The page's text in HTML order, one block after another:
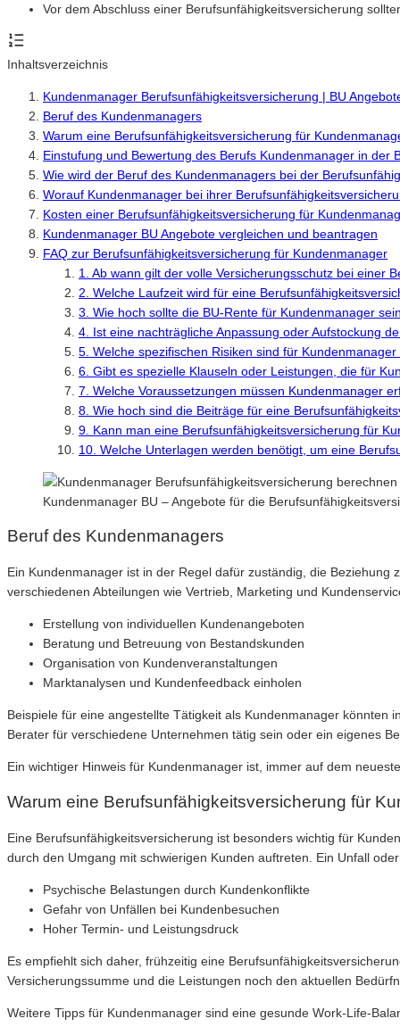
Vor dem Abschluss einer Berufsunfähigkeitsversicherung
Inhaltsverzeichnis
Kundenmanager Berufsunfähigkeitsversicherung | BU
Beruf des Kundenmanagers
Warum eine Berufsunfähigkeitsversicherung für
Einstufung und Bewertung des Berufs Kundenmanager in der
Wie wird der Beruf des Kundenmanagers bei der
Worauf Kundenmanager bei ihrer
Kosten einer Berufsunfähigkeitsversicherung für
Kundenmanager BU Angebote vergleichen und beantragen
FAQ zur Berufsunfähigkeitsversicherung für Kundenmanager
1. Ab wann gilt der volle Versicherungsschutz bei einer
2. Welche Laufzeit wird für eine
3. Wie hoch sollte die BU-Rente für Kundenmanager
4. Ist eine nachträgliche Anpassung oder Aufstockung
5. Welche spezifischen Risiken sind für
6. Gibt es spezielle Klauseln oder Leistungen, die für
7. Welche Voraussetzungen müssen Kundenmanager
8. Wie hoch sind die Beiträge für eine
9. Kann man eine Berufsunfähigkeitsversicherung für
10. Welche Unterlagen werden benötigt, um eine
Kundenmanager BU – Angebote für die
Beruf des Kundenmanagers
Ein Kundenmanager ist in der Regel dafür zuständig, die
verschiedenen Abteilungen wie Vertrieb, Marketing und
Erstellung von individuellen Kundenangeboten
Beratung und Betreuung von Bestandskunden
Organisation von Kundenveranstaltungen
Marktanalysen und Kundenfeedback einholen
Beispiele für eine angestellte Tätigkeit als Kundenmanager
Berater für verschiedene Unternehmen tätig sein oder ein eigenes
Ein wichtiger Hinweis für Kundenmanager ist, immer auf dem
Warum eine Berufsunfähigkeitsversicherung für
Eine Berufsunfähigkeitsversicherung ist besonders wichtig für
durch den Umgang mit schwierigen Kunden auftreten. Ein Unfall
Psychische Belastungen durch Kundenkonflikte
Gefahr von Unfällen bei Kundenbesuchen
Hoher Termin- und Leistungsdruck
Es empfiehlt sich daher, frühzeitig eine
Versicherungssumme und die Leistungen noch den aktuellen
Weitere Tipps für Kundenmanager sind eine gesunde Work-Life-